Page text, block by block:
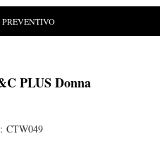
PLUS Donna
CTW049